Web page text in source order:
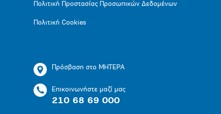
Πολιτική Προστασίας Προσωπικών Δεδομένων
Πολιτική Cookies
Πρόσβαση στο ΜΗΤΕΡΑ
Επικοινωνήστε μαζί μας
210 68 69 000